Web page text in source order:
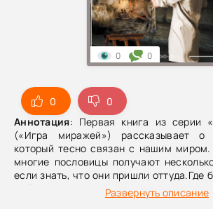
0
0
Аннотация: Первая книга из серии
(«Игра миражей») рассказывает о
который тесно связан с нашим миром.
многие пословицы получают
если знать, что они пришли оттуда.Где
события, жизнь за все предъявляет
заметно в мире Дэварнии, где есть
Развернуть описание
0 0